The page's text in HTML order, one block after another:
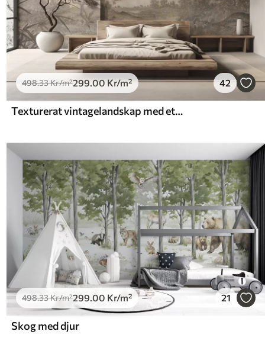
498.33Kr/m²299.00Kr/m² 42
Texturerat vintagelandskap med ett träd nära en flod och en molnig himmel, naturkonst i sepiatoner
498.33Kr/m²299 .00 Kr/m² 21
Skog med djur